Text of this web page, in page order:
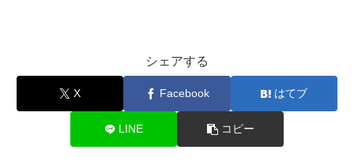
シェアする
X Facebook はてブ
LINE コピー